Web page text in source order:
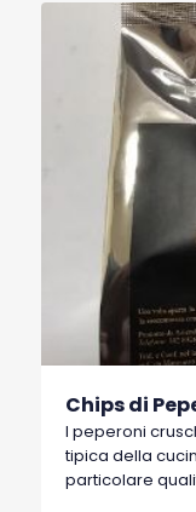
Chips di
I peperoni
tipica della
particolare